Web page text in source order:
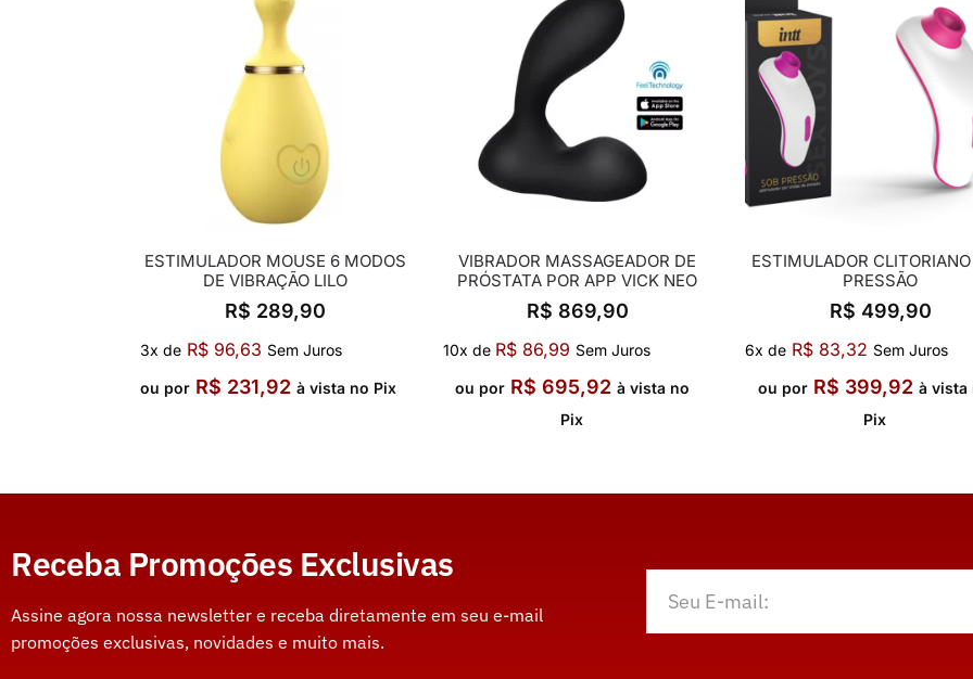
ESTIMULADOR MOUSE 6 MODOS
DE VIBRAÇÃO LILO
R$ 289,90
3x de R$96,63 Sem Juros
ou por R$ 231,92 à vista no Pix
VIBRADOR MASSAGEADOR DE
PRÓSTATA POR APP VICK NEO
R$ 869,90
10x de R$86,99 Sem Juros
ou por R$ 695,92 à vista no
Pix
ESTIMULADOR
PRESSÃO
R$ 499,90
6x de R$ 83,32 Sem Juros
ou por R$ 399,92 à vista
Pix
Receba Promoções Exclusivas
Assine agora nossa newsletter e receba diretamente em seu e-mail
promoções exclusivas, novidades e muito mais.